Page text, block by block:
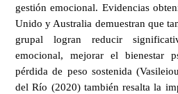
gestión emocional. Evidencias
Unido y Australia demuestran que
grupal logran reducir
emocional, mejorar el bienestar
pérdida de peso sostenida
del Río (2020) también resalta la